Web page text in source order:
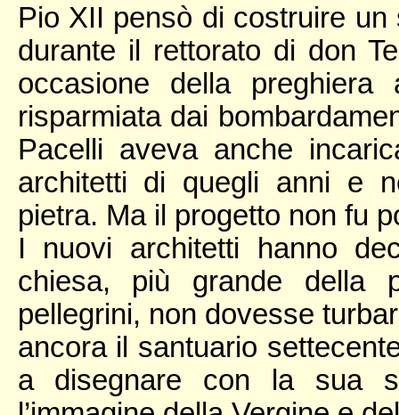
Pio XII pensò di costruire
durante il rettorato di don
occasione della
risparmiata dai
Pacelli aveva anche
architetti di quegli anni e
pietra. Ma il progetto non fu
I nuovi architetti hanno
chiesa, più grande della
pellegrini, non dovesse
ancora il santuario
a disegnare con la sua